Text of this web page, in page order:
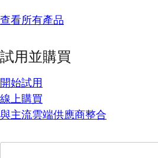
查看所有產品
試用並購買
開始試用
線上購買
與主流雲端供應商整合